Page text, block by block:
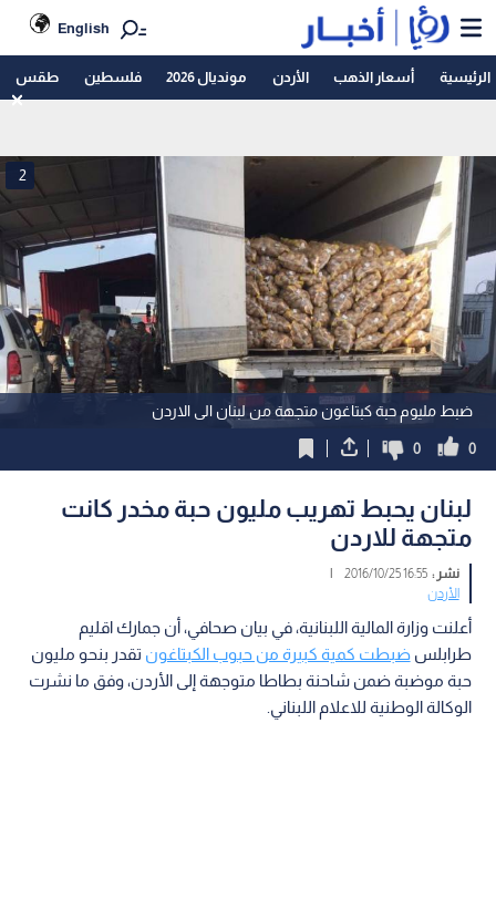
English
الرئيسية أسعار الذهب الأردن مونديال 2026 فلسطين طقس
ضبط مليوم حبة كبتاغون متجهة من لبنان الى الاردن
2
0
0
لبنان يحبط تهريب مليون حبة مخدر كانت
متجهة للاردن
نشر :16:55 2016/10/25
|
الأردن
أعلنت وزارة المالية اللبنانية، في بيان صحافي، أن جمارك اقليم
طرابلسضبطت كمية كبيرة من حبوب الكبتاغون تقدر بنحو مليون
حبة موضبة ضمن شاحنة بطاطا متوجهة إلى الأردن، وفق ما نشرت
الوكالة الوطنية للاعلام اللبناني.